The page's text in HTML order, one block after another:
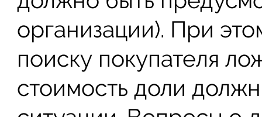
организации). При
поиску покупателя
стоимость доли